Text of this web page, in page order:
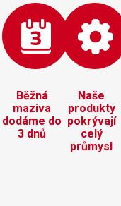
Běžná
maziva
dodáme do
3 dnů
Naše
produkty
pokrývají
celý
průmysl